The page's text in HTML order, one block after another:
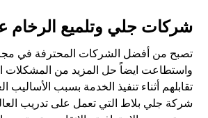
شركات جلي وتلميع الرخام
تصبح من أفضل الشركات المحترفة في
واستطاعت ايضاً حل المزيد من المشكلات
تقابلهم أثناء تنفيذ الخدمة بسبب الأساليب
شركة جلي بلاط التي تعمل على تدريب